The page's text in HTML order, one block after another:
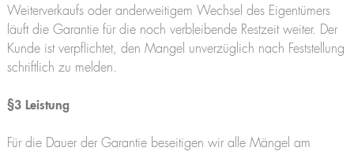
Weiterverkaufs oder anderweitigem Wechsel des Eigentümers
läuft die Garantie für die noch verbleibende Restzeit weiter. Der
Kunde ist verpflichtet, den Mangel unverzüglich nach Feststellung
schriftlich zu melden.
§3 Leistung
Für die Dauer der Garantie beseitigen wir alle Mängel am